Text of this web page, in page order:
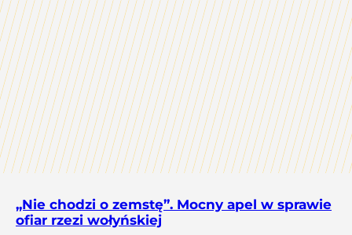
„Nie chodzi o zemstę”. Mocny apel w sprawie
ofiar rzezi wołyńskiej